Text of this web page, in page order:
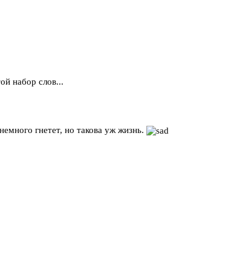
набор слов...
гнетет, но такова уж жизнь.